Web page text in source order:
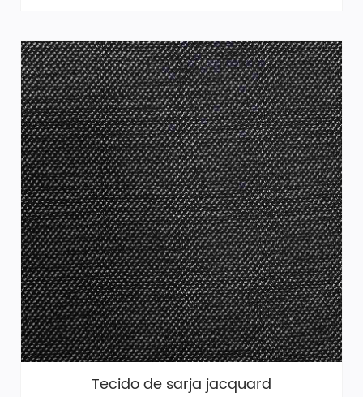
Tecido de sarja jacquard